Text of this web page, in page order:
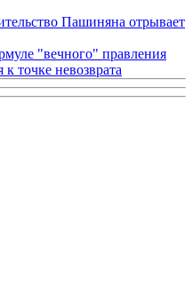
Пашиняна отрывает
"вечного" правления
точке невозврата